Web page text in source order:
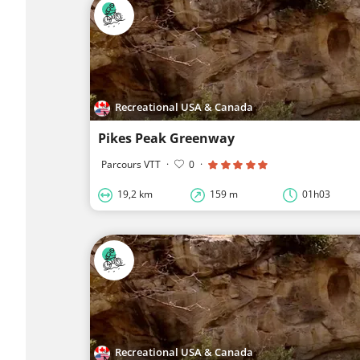
Recreational USA & Canada
Pikes Peak Greenway
Parcours VTT · 0 ·
19,2 km 159 m 01h03
Recreational USA & Canada